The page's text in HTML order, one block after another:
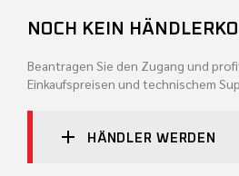
NOCH KEIN
Beantragen Sie den Zugang und
Einkaufspreisen und technischem
HÄNDLER WERDEN